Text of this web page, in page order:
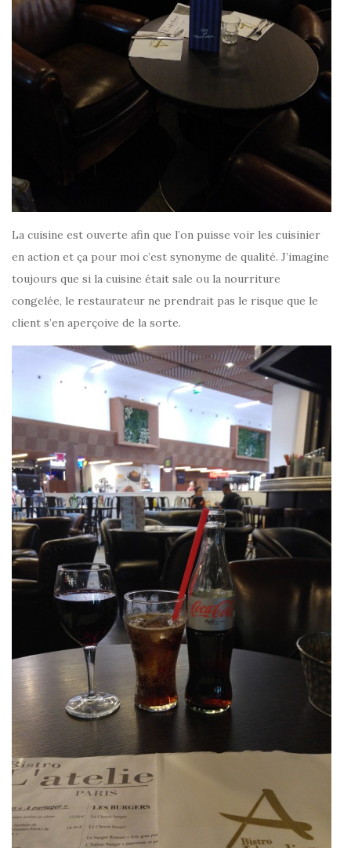
La cuisine est ouverte afin que l’on puisse voir les cuisinier
en action et ça pour moi c’est synonyme de qualité. J’imagine
toujours que si la cuisine était sale ou la nourriture
congelée, le restaurateur ne prendrait pas le risque que le
client s’en aperçoive de la sorte.